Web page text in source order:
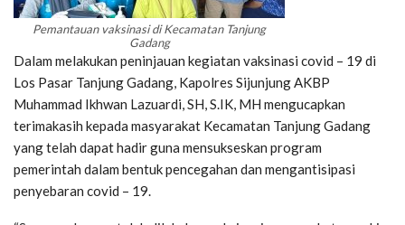
Pemantauan vaksinasi di Kecamatan Tanjung
Gadang
Dalam melakukan peninjauan kegiatan vaksinasi covid – 19 di
Los Pasar Tanjung Gadang, Kapolres Sijunjung AKBP
Muhammad Ikhwan Lazuardi, SH, S.IK, MH mengucapkan
terimakasih kepada masyarakat Kecamatan Tanjung Gadang
yang telah dapat hadir guna mensukseskan program
pemerintah dalam bentuk pencegahan dan mengantisipasi
penyebaran covid – 19.